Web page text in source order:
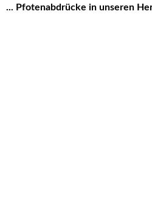
... Pfotenabdrücke in unseren